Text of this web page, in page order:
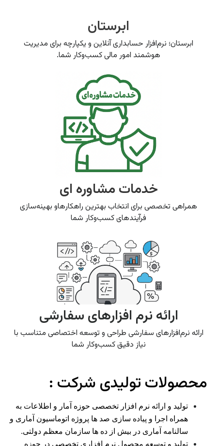
ابرستان
ابرستان؛ نرم‌افزار حسابداری آنلاین و یکپارچه برای مدیریت
هوشمند امور مالی کسب‌وکار شما.
خدمات مشاوره ای
همراهی تخصصی برای انتخاب بهترین راهکارهاو بهینه‌سازی
فرآیندهای کسب‌وکار شما
ارائه نرم افزارهای سفارشی
ارائه نرم‌افزارهای سفارشی طراحی و توسعه اختصاصی متناسب با
نیاز دقیق کسب‌وکار شما
محصولات تولیدی شرکت :
تولید و ارائه نرم افزار تخصصی حوزه آمار و اطلاعات به
همراه اجرا و پیاده سازی صد ها پروژه اتوماسیون آماری و
سالنامه آماری در بیش از ده ها سازمان معظم دولتی.
تولید و توسعه محصول نرم افزاری تخصصی در حوزه